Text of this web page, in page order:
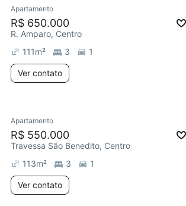
Apartamento
R$ 650.000
R. Amparo, Centro
111m² 3 1
Ver contato
Apartamento
R$ 550.000
Travessa São Benedito, Centro
113m² 3 1
Ver contato